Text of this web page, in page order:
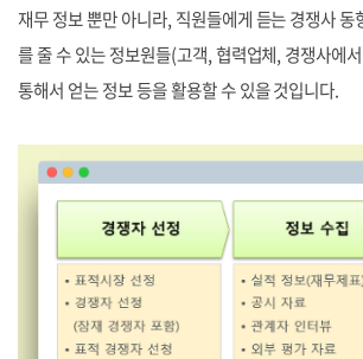
재무 정보 뿐만 아니라, 직원들에게 듣는 경쟁사
를 줄 수 있는 정보원들(고객, 협력업체, 경쟁사에
통해서 얻는 정보 등을 활용할 수 있을 것입니다.